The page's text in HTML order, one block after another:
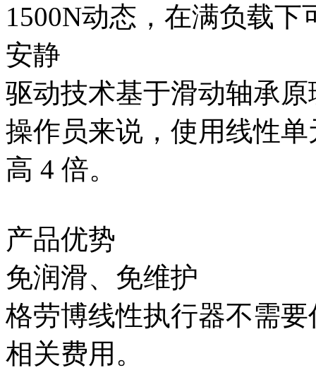
1500N动态，在满负载下
安静
驱动技术基于滑动轴承
操作员来说，使用线性
高 4 倍。
产品优势
免润滑、免维护
格劳博线性执行器不需
相关费用。